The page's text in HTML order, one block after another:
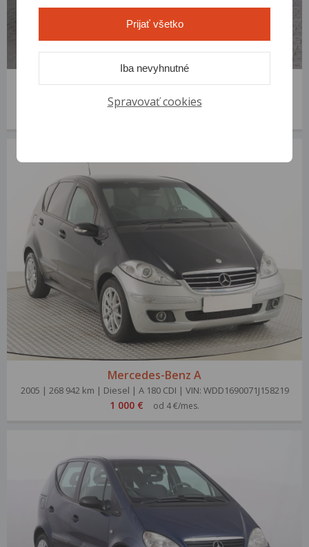
Mercedes-Benz A
2001 | 237 954 km | Diesel | A 170 CDI | VIN: WDB1680081J555668
Mercedes-Benz A
2005 | 268 942 km | Diesel | A 180 CDI | VIN: WDD1690071J158219
1 000 € od 4 €/mes.
Spravovať cookies
Iba nevyhnutné
Prijať všetko